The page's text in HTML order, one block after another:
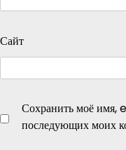
Сайт
Сохранить моё имя,
последующих моих